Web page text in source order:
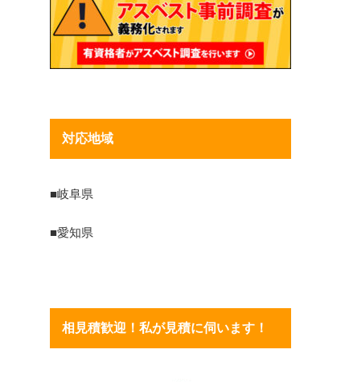
対応地域
■岐阜県
■愛知県
相見積歓迎！私が見積に伺います！